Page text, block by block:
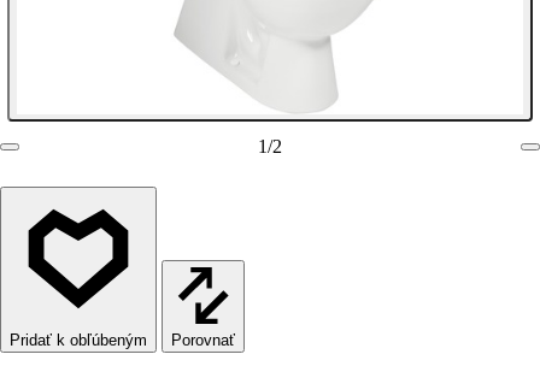
1/2
Porovnať